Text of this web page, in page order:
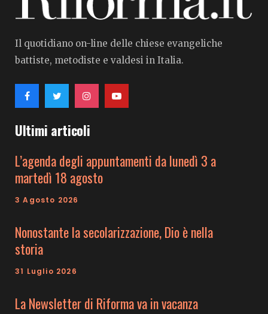
Il quotidiano on-line delle chiese evangeliche
battiste, metodiste e valdesi in Italia.
Ultimi articoli
L’agenda degli appuntamenti da lunedì 3 a
martedì 18 agosto
3 Agosto 2026
Nonostante la secolarizzazione, Dio è nella
storia
31 Luglio 2026
La Newsletter di Riforma va in vacanza